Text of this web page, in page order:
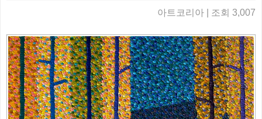
아트코리아 | 조회 3,007